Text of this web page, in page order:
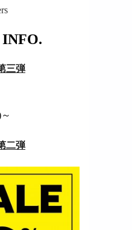
三弾
二弾